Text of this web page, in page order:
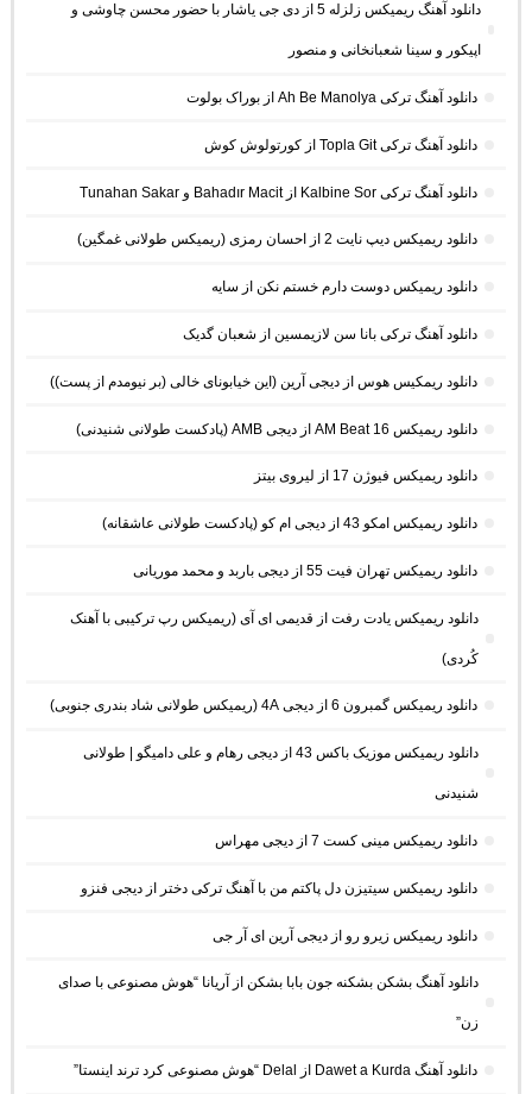
دانلود آهنگ ریمیکس زلزله 5 از دی جی یاشار با حضور محسن چاوشی و
اپیکور و سینا شعبانخانی و منصور
دانلود آهنگ ترکی Ah Be Manolya از بوراک بولوت
دانلود آهنگ ترکی Topla Git از کورتولوش کوش
دانلود آهنگ ترکی Kalbine Sor از Bahadır Macit و Tunahan Sakar
دانلود ریمیکس دیپ نایت 2 از احسان رمزی (ریمیکس طولانی غمگین)
دانلود ریمیکس دوست دارم خستم نکن از سایه
دانلود آهنگ ترکی بانا سن لازیمسین از شعبان گدیک
دانلود ریمکیس هوس از دیجی آرین (این خیابونای خالی (بر نیومدم از پست))
دانلود ریمیکس AM Beat 16 از دیجی AMB (پادکست طولانی شنیدنی)
دانلود ریمیکس فیوژن 17 از لیروی بیتز
دانلود ریمیکس امکو 43 از دیجی ام کو (پادکست طولانی عاشقانه)
دانلود ریمیکس تهران فیت 55 از دیجی باربد و محمد موریانی
دانلود ریمیکس یادت رفت از قدیمی ای آی (ریمیکس رپ ترکیبی با آهنک
کُردی)
دانلود ریمیکس گمبرون 6 از دیجی 4A (ریمیکس طولانی شاد بندری جنوبی)
دانلود ریمیکس موزیک باکس 43 از دیجی رهام و علی دامیگو | طولانی
شنیدنی
دانلود ریمیکس مینی کست 7 از دیجی مهراس
دانلود ریمیکس سیتیزن دل پاکتم من با آهنگ ترکی دختر از دیجی فنزو
دانلود ریمیکس زیرو رو از دیجی آرین ای آر جی
دانلود آهنگ بشکن بشکنه جون بابا بشکن از آریانا “هوش مصنوعی با صدای
زن”
دانلود آهنگ Dawet a Kurda از Delal “هوش مصنوعی کرد ترند اینستا”